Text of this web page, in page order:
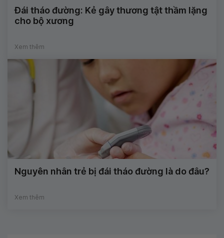
Đái tháo đường: Kẻ gây thương tật thầm lặng
cho bộ xương
Xem thêm
Nguyên nhân trẻ bị đái tháo đường là do đâu?
Xem thêm